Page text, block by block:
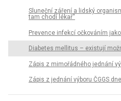
Sluneční záření a lidský
tam chodí lékař“
Prevence infekcí očkováním
Diabetes mellitus – existují
Zápis z mimořádného jednání
Zápis z jednání výboru ČGGS